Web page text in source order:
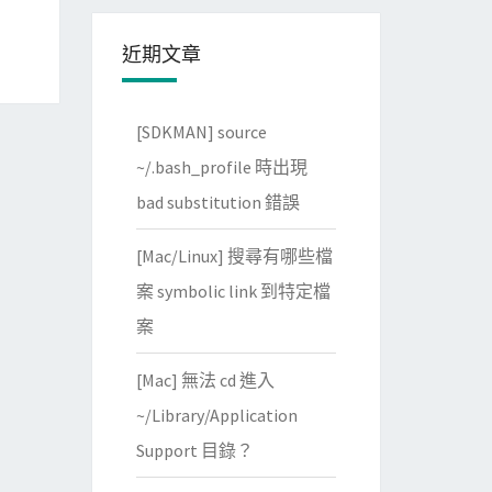
近期文章
[SDKMAN] source
~/.bash_profile 時出現
bad substitution 錯誤
[Mac/Linux] 搜尋有哪些檔
案 symbolic link 到特定檔
案
[Mac] 無法 cd 進入
~/Library/Application
Support 目錄？